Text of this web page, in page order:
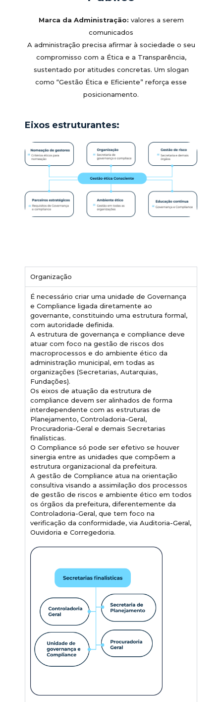
Marca da Administração: valores a serem
comunicados
A administração precisa afirmar à sociedade o seu
compromisso com a Ética e a Transparência,
sustentado por atitudes concretas. Um slogan
como “Gestão Ética e Eficiente” reforça esse
posicionamento.
Eixos estruturantes:
Organização
É necessário criar uma unidade de Governança
e Compliance ligada diretamente ao
governante, constituindo uma estrutura formal,
com autoridade definida.
A estrutura de governança e compliance deve
atuar com foco na gestão de riscos dos
macroprocessos e do ambiente ético da
administração municipal, em todas as
organizações (Secretarias, Autarquias,
Fundações).
Os eixos de atuação da estrutura de
compliance devem ser alinhados de forma
interdependente com as estruturas de
Planejamento, Controladoria-Geral,
Procuradoria-Geral e demais Secretarias
finalísticas.
O Compliance só pode ser efetivo se houver
sinergia entre as unidades que compõem a
estrutura organizacional da prefeitura.
A gestão de Compliance atua na orientação
consultiva visando a assimilação dos processos
de gestão de riscos e ambiente ético em todos
os órgãos da prefeitura, diferentemente da
Controladoria-Geral, que tem foco na
verificação da conformidade, via Auditoria-Geral,
Ouvidoria e Corregedoria.